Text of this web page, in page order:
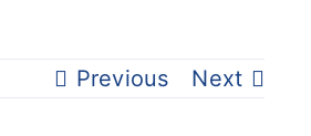
Previous Next